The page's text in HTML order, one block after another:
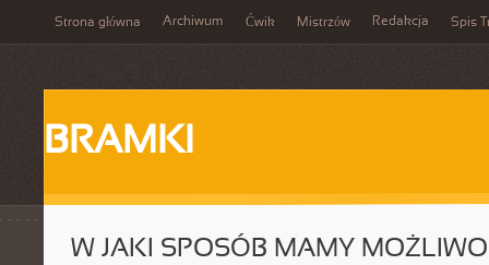
Strona główna Archiwum Ćwik Mistrzów Redakcja Spis
BRAMKI
W JAKI SPOSÓB MAMY